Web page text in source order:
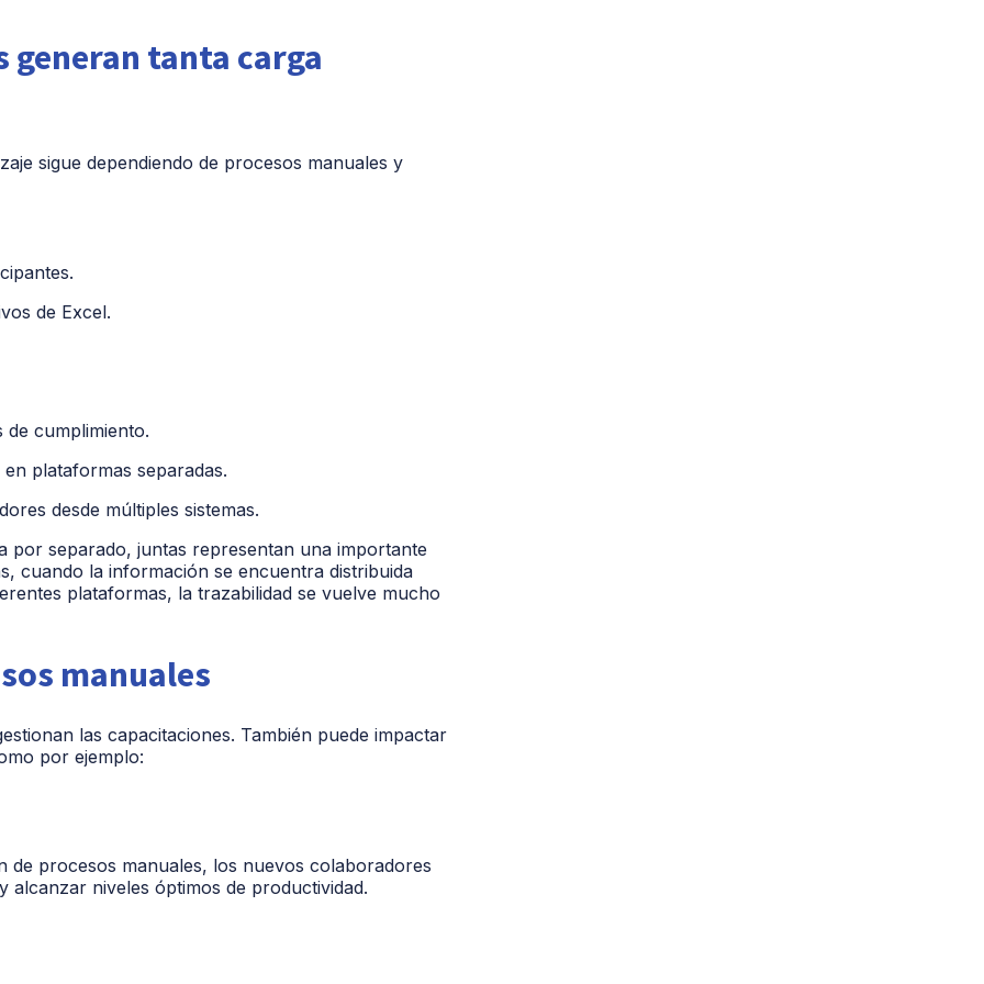
generan tanta carga
sigue dependiendo de procesos manuales y
de Excel.
cumplimiento.
plataformas separadas.
desde múltiples sistemas.
por separado, juntas representan una importante
cuando la información se encuentra distribuida
plataformas, la trazabilidad se vuelve mucho
manuales
las capacitaciones. También puede impactar
por ejemplo:
de procesos manuales, los nuevos colaboradores
alcanzar niveles óptimos de productividad.